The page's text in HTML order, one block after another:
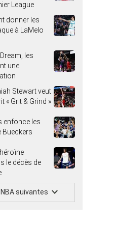
League
donner les
à LaMelo
les
une
Stewart veut
« Grit & Grind »
enfonce les
Bueckers
le décès de
suivantes